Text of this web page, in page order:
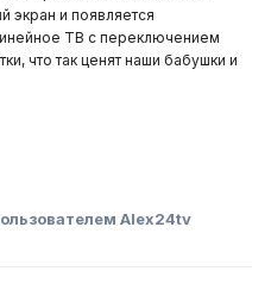
экран и появляется
ТВ с переключением
что так ценят наши бабушки и
Alex24tv